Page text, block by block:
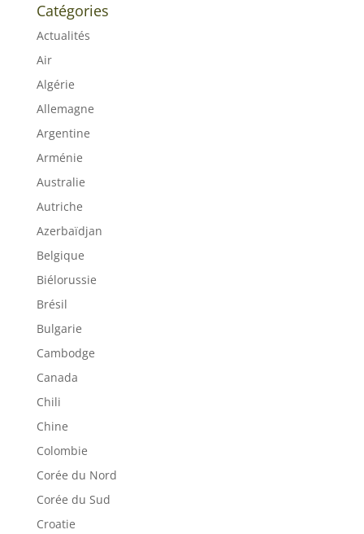
Catégories
Actualités
Air
Algérie
Allemagne
Argentine
Arménie
Australie
Autriche
Azerbaïdjan
Belgique
Biélorussie
Brésil
Bulgarie
Cambodge
Canada
Chili
Chine
Colombie
Corée du Nord
Corée du Sud
Croatie